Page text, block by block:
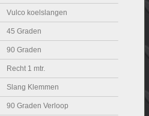
Vulco koelslangen
45 Graden
90 Graden
Recht 1 mtr.
Slang Klemmen
90 Graden Verloop